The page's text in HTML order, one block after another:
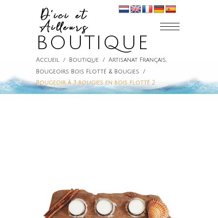
BOUTIQUE
Accueil / Boutique / Artisanat Français,
Bougeoirs Bois Flotté & Bougies /
Bougeoir à 3 bougies en bois flotté 2